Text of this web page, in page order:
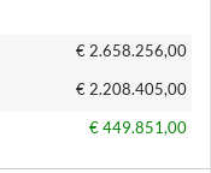
€ 2.658.256,00
€ 2.208.405,00
€ 449.851,00